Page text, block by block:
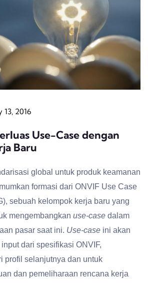
13, 2016
Use-Case dengan
Baru
global untuk produk keamanan
formasi dari ONVIF Use Case
sebuah kelompok kerja baru yang
mengembangkan use-case dalam
pasar saat ini. Use-case ini akan
dari spesifikasi ONVIF,
profil selanjutnya dan untuk
dan pemeliharaan rencana kerja